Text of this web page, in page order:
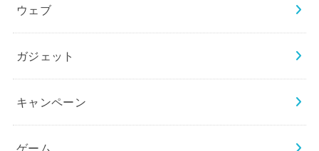
ウェブ
ガジェット
キャンペーン
ゲーム